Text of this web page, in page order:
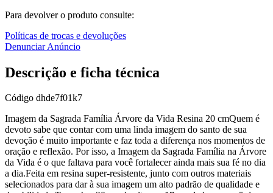
Para devolver o produto consulte:
Políticas de trocas e devoluções
Denunciar Anúncio
Descrição e ficha técnica
Código dhde7f01k7
Imagem da Sagrada Família Árvore da Vida Resina 20 cmQuem é
devoto sabe que contar com uma linda imagem do santo de sua
devoção é muito importante e faz toda a diferença nos momentos de
oração e reflexão. Por isso, a Imagem da Sagrada Família na Árvore
da Vida é o que faltava para você fortalecer ainda mais sua fé no dia
a dia.Feita em resina super-resistente, junto com outros materiais
selecionados para dar à sua imagem um alto padrão de qualidade e